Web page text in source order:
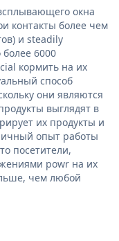
окна
контакты более чем
и steadily
6000
кормить на их
способ
они являются
выглядят в
их продукты и
опыт работы
посетители,
powr на их
чем любой